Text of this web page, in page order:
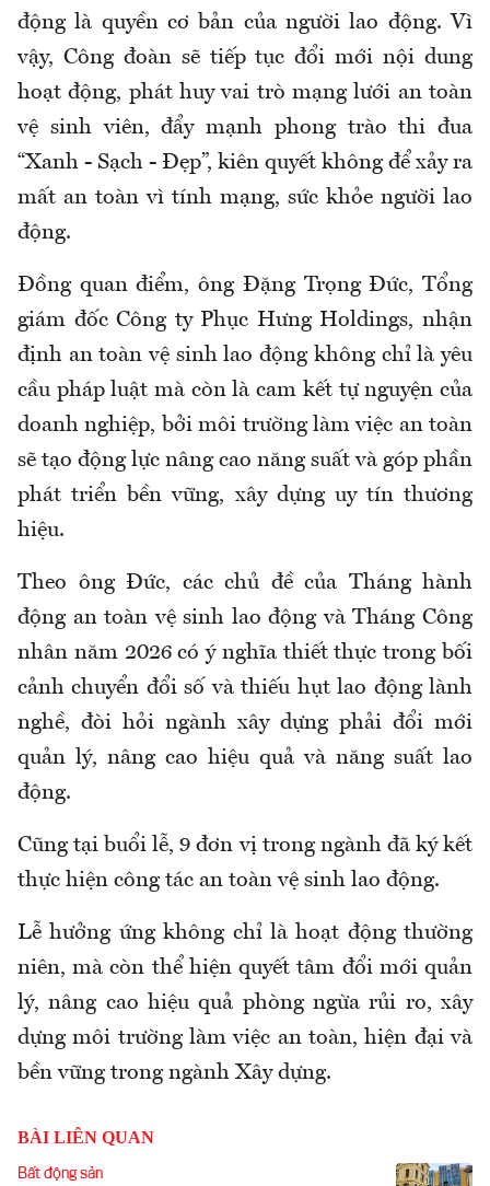
động là quyền cơ bản của người lao động. Vì
vậy, Công đoàn sẽ tiếp tục đổi mới nội dung
hoạt động, phát huy vai trò mạng lưới an toàn
vệ sinh viên, đẩy mạnh phong trào thi đua
“Xanh - Sạch - Đẹp”, kiên quyết không để xảy ra
mất an toàn vì tính mạng, sức khỏe người lao
động.
Đồng quan điểm, ông Đặng Trọng Đức, Tổng
giám đốc Công ty Phục Hưng Holdings, nhận
định an toàn vệ sinh lao động không chỉ là yêu
cầu pháp luật mà còn là cam kết tự nguyện của
doanh nghiệp, bởi môi trường làm việc an toàn
sẽ tạo động lực nâng cao năng suất và góp phần
phát triển bền vững, xây dựng uy tín thương
hiệu.
Theo ông Đức, các chủ đề của Tháng hành
động an toàn vệ sinh lao động và Tháng Công
nhân năm 2026 có ý nghĩa thiết thực trong bối
cảnh chuyển đổi số và thiếu hụt lao động lành
nghề, đòi hỏi ngành xây dựng phải đổi mới
quản lý, nâng cao hiệu quả và năng suất lao
động.
Cũng tại buổi lễ, 9 đơn vị trong ngành đã ký kết
thực hiện công tác an toàn vệ sinh lao động.
Lễ hưởng ứng không chỉ là hoạt động thường
niên, mà còn thể hiện quyết tâm đổi mới quản
lý, nâng cao hiệu quả phòng ngừa rủi ro, xây
dựng môi trường làm việc an toàn, hiện đại và
bền vững trong ngành Xây dựng.
BÀI LIÊN QUAN
Bất động sản